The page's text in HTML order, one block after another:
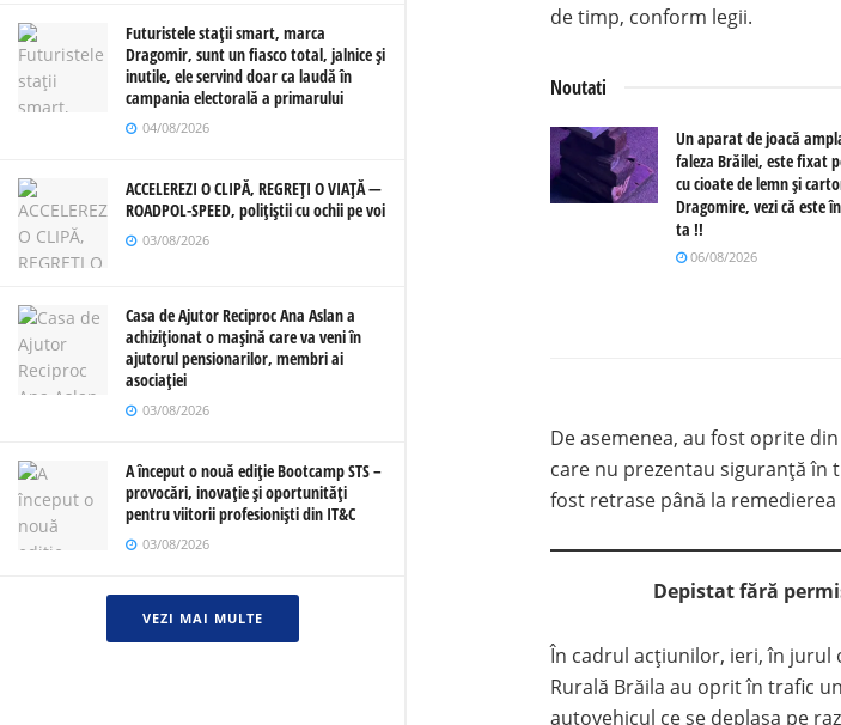
Futuristele stații smart, marca
Dragomir, sunt un fiasco total, jalnice și
inutile, ele servind doar ca laudă în
campania electorală a primarului
04/08/2026
ACCELEREZI O CLIPĂ, REGREȚI O VIAȚĂ —
ROADPOL-SPEED, polițiștii cu ochii pe voi
03/08/2026
Casa de Ajutor Reciproc Ana Aslan a
achiziționat o mașină care va veni în
ajutorul pensionarilor, membri ai
asociației
03/08/2026
A început o nouă ediție Bootcamp STS –
provocări, inovație și oportunități
pentru viitorii profesioniști din IT&C
03/08/2026
VEZI MAI MULTE
de timp, conform legii.
Noutati
Un aparat de joacă
faleza Brăilei, este fixat
cu cioate de lemn și
Dragomire, vezi că este
ta !!
06/08/2026
De asemenea, au fost oprite
care nu prezentau siguranță în
fost retrase până la
Depistat fără
În cadrul acțiunilor, ieri, în jurul
Rurală Brăila au oprit în trafic
autovehicul ce se deplasa pe